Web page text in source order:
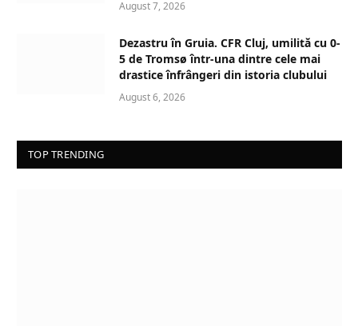
August 7, 2026
Dezastru în Gruia. CFR Cluj, umilită cu 0-
5 de Tromsø într-una dintre cele mai
drastice înfrângeri din istoria clubului
August 6, 2026
TOP TRENDING